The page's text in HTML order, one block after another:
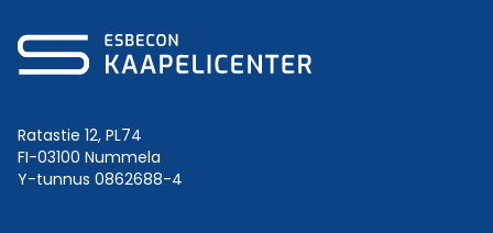
Ratastie 12, PL74
FI-03100 Nummela
Y-tunnus 0862688-4